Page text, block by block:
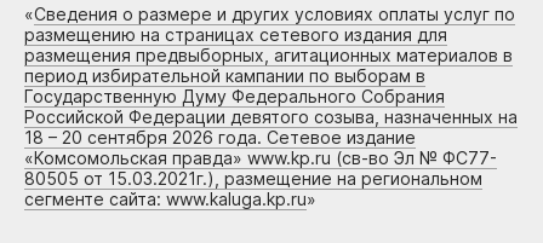
«Сведения о размере и других условиях оплаты услуг по
размещению на страницах сетевого издания для
размещения предвыборных, агитационных материалов в
период избирательной кампании по выборам в
Государственную Думу Федерального Собрания
Российской Федерации девятого созыва, назначенных на
18 – 20 сентября 2026 года. Сетевое издание
«Комсомольская правда» www.kp.ru (св-во Эл № ФС77-
80505 от 15.03.2021г.), размещение на региональном
сегменте сайта: www.kaluga.kp.ru»